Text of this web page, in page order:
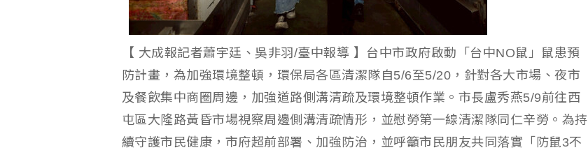
【 大成報記者蕭宇廷、吳非羽/臺中報導 】台中市政府啟動「台中NO鼠」鼠患預
防計畫，為加強環境整頓，環保局各區清潔隊自5/6至5/20，針對各大市場、夜市
及餐飲集中商圈周邊，加強道路側溝清疏及環境整頓作業。市長盧秀燕5/9前往西
屯區大隆路黃昏市場視察周邊側溝清疏情形，並慰勞第一線清潔隊同仁辛勞。為持
續守護市民健康，市府超前部署、加強防治，並呼籲市民朋友共同落實「防鼠3不